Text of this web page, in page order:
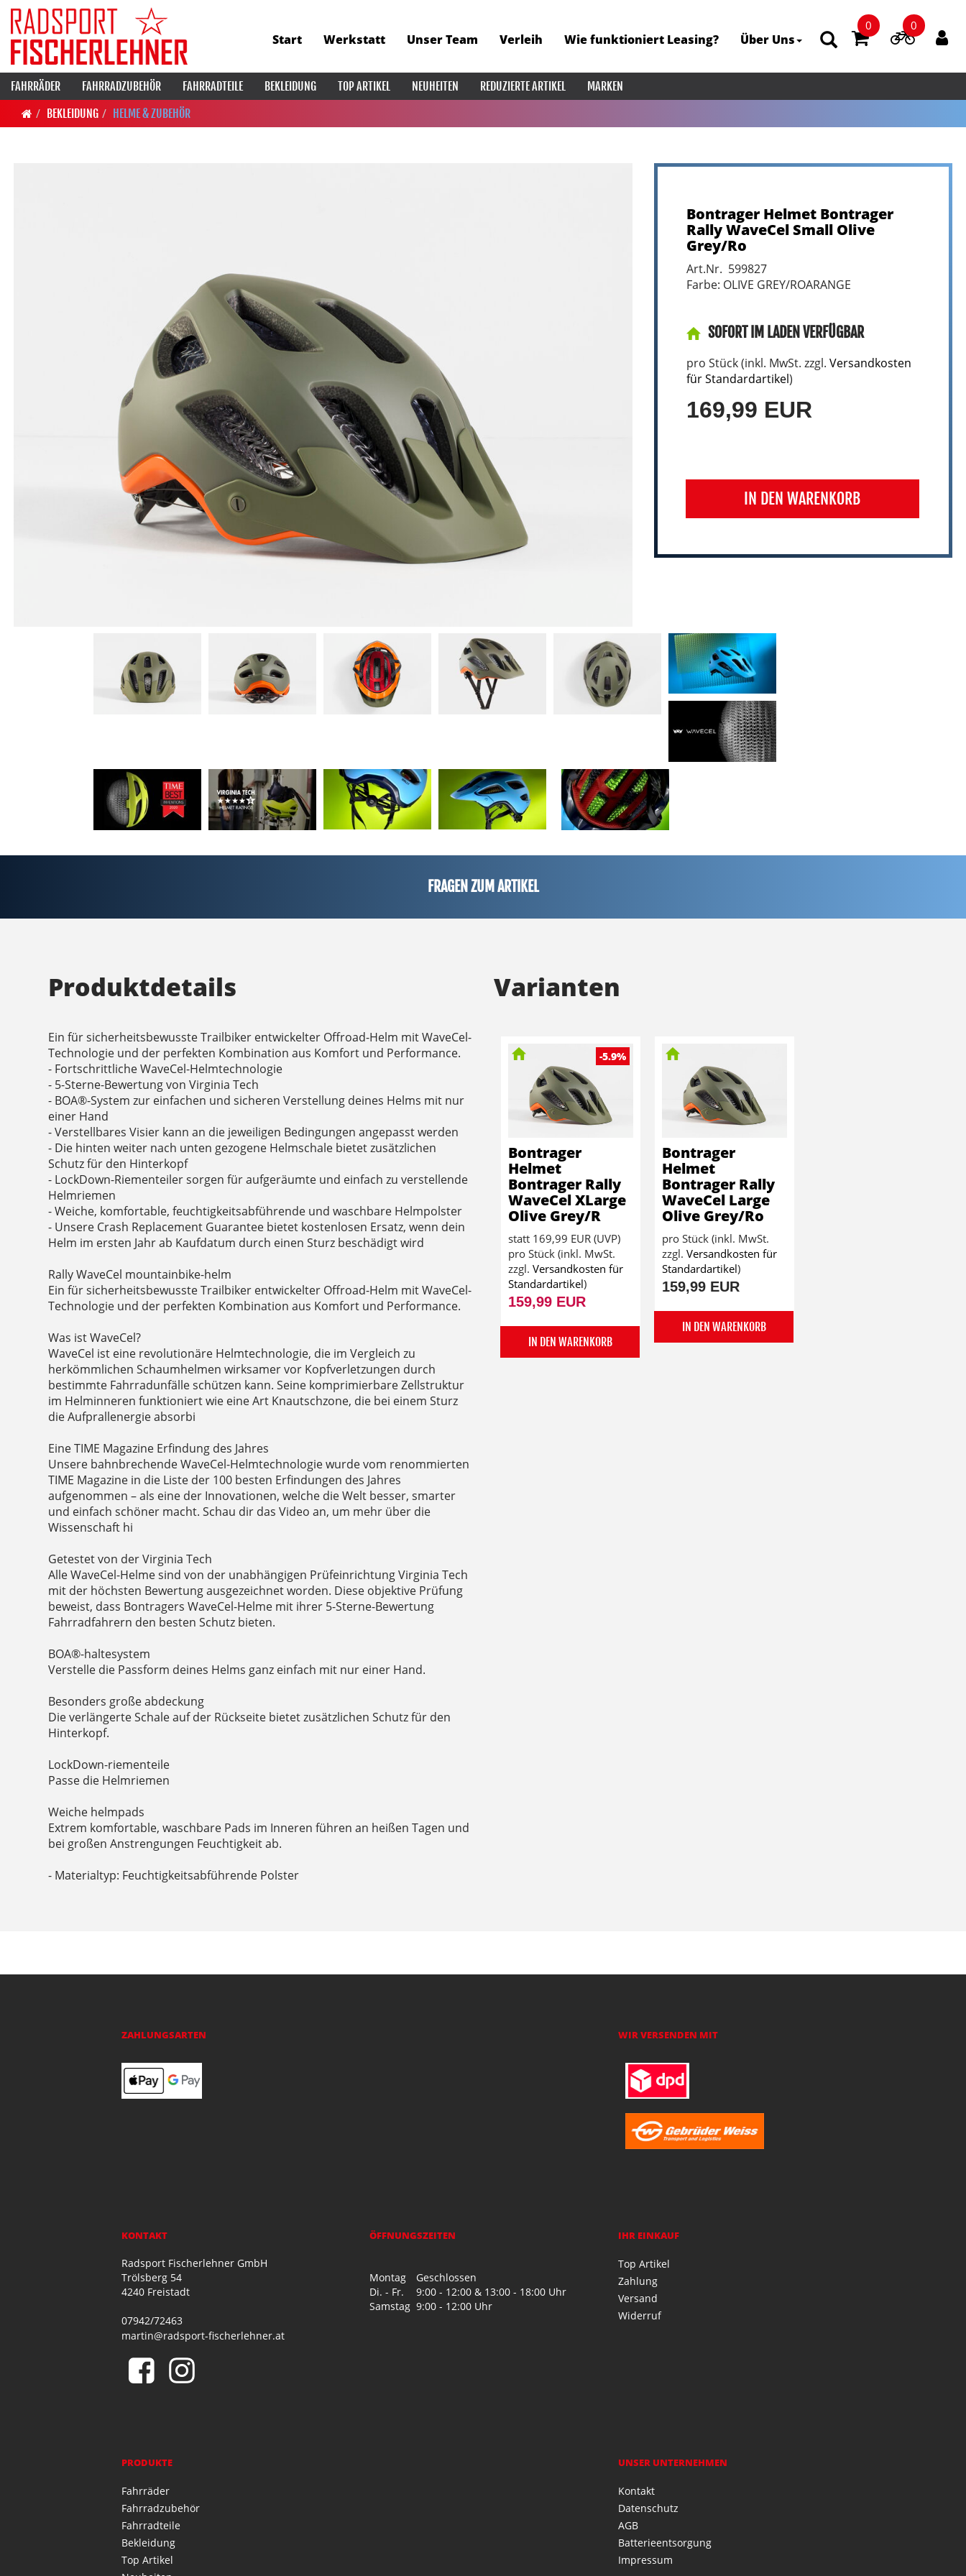
0 0
Start Werkstatt Unser Team Verleih Wie funktioniert Leasing? Über Uns
FAHRRÄDER FAHRRADZUBEHÖR FAHRRADTEILE BEKLEIDUNG TOP ARTIKEL NEUHEITEN REDUZIERTE ARTIKEL
MARKEN
BEKLEIDUNG
HELME & ZUBEHÖR
Bontrager Helmet Bontrager
Rally WaveCel Small Olive
Grey/Ro
Art.Nr. 599827
Farbe: OLIVE GREY/ROARANGE
SOFORT IM LADEN VERFÜGBAR
pro Stück (inkl. MwSt. zzgl. Versandkosten
für Standardartikel)
169,99 EUR
IN DEN WARENKORB
FRAGEN ZUM ARTIKEL
Produktdetails
Ein für sicherheitsbewusste Trailbiker entwickelter Offroad-Helm mit WaveCel-
Technologie und der perfekten Kombination aus Komfort und Performance.
- Fortschrittliche WaveCel-Helmtechnologie
- 5-Sterne-Bewertung von Virginia Tech
- BOA®-System zur einfachen und sicheren Verstellung deines Helms mit nur
einer Hand
- Verstellbares Visier kann an die jeweiligen Bedingungen angepasst werden
- Die hinten weiter nach unten gezogene Helmschale bietet zusätzlichen
Schutz für den Hinterkopf
- LockDown-Riementeiler sorgen für aufgeräumte und einfach zu verstellende
Helmriemen
- Weiche, komfortable, feuchtigkeitsabführende und waschbare Helmpolster
- Unsere Crash Replacement Guarantee bietet kostenlosen Ersatz, wenn dein
Helm im ersten Jahr ab Kaufdatum durch einen Sturz beschädigt wird
Rally WaveCel mountainbike-helm
Ein für sicherheitsbewusste Trailbiker entwickelter Offroad-Helm mit WaveCel-
Technologie und der perfekten Kombination aus Komfort und Performance.
Was ist WaveCel?
WaveCel ist eine revolutionäre Helmtechnologie, die im Vergleich zu
herkömmlichen Schaumhelmen wirksamer vor Kopfverletzungen durch
bestimmte Fahrradunfälle schützen kann. Seine komprimierbare Zellstruktur
im Helminneren funktioniert wie eine Art Knautschzone, die bei einem Sturz
die Aufprallenergie absorbi
Eine TIME Magazine Erfindung des Jahres
Unsere bahnbrechende WaveCel-Helmtechnologie wurde vom renommierten
TIME Magazine in die Liste der 100 besten Erfindungen des Jahres
aufgenommen – als eine der Innovationen, welche die Welt besser, smarter
und einfach schöner macht. Schau dir das Video an, um mehr über die
Wissenschaft hi
Getestet von der Virginia Tech
Alle WaveCel-Helme sind von der unabhängigen Prüfeinrichtung Virginia Tech
mit der höchsten Bewertung ausgezeichnet worden. Diese objektive Prüfung
beweist, dass Bontragers WaveCel-Helme mit ihrer 5-Sterne-Bewertung
Fahrradfahrern den besten Schutz bieten.
BOA®-haltesystem
Verstelle die Passform deines Helms ganz einfach mit nur einer Hand.
Besonders große abdeckung
Die verlängerte Schale auf der Rückseite bietet zusätzlichen Schutz für den
Hinterkopf.
LockDown-riementeile
Passe die Helmriemen
Weiche helmpads
Extrem komfortable, waschbare Pads im Inneren führen an heißen Tagen und
bei großen Anstrengungen Feuchtigkeit ab.
- Materialtyp: Feuchtigkeitsabführende Polster
Varianten
-5.9%
Bontrager
Helmet
Bontrager Rally
WaveCel XLarge
Olive Grey/R
statt 169,99 EUR (UVP)
pro Stück (inkl. MwSt.
zzgl. Versandkosten für
Standardartikel)
159,99 EUR
IN DEN WARENKORB
Bontrager
Helmet
Bontrager Rally
WaveCel Large
Olive Grey/Ro
pro Stück (inkl. MwSt.
zzgl. Versandkosten für
Standardartikel)
159,99 EUR
IN DEN WARENKORB
ZAHLUNGSARTEN WIR VERSENDEN MIT
KONTAKT
Radsport Fischerlehner GmbH
Trölsberg 54
4240 Freistadt
07942/72463
martin@radsport-fischerlehner.at
ÖFFNUNGSZEITEN
Montag
Geschlossen
Di. - Fr.
9:00 - 12:00 & 13:00 - 18:00 Uhr
Samstag9:00 - 12:00 Uhr
IHR EINKAUF
Top Artikel
Zahlung
Versand
Widerruf
PRODUKTE
Fahrräder
Fahrradzubehör
Fahrradteile
Bekleidung
Top Artikel
UNSER UNTERNEHMEN
Kontakt
Datenschutz
AGB
Batterieentsorgung
Impressum